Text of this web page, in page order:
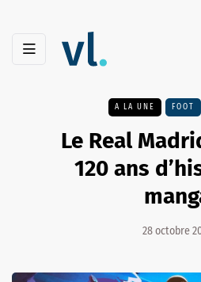
A LA UNE FOOT
Le Real
120 ans
28 octobre